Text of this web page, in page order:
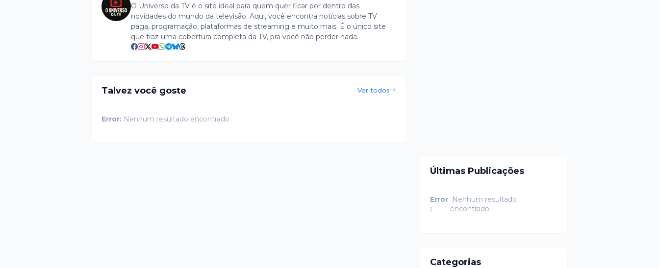
O Universo da TV é o site ideal para quem quer ficar por dentro das
novidades do mundo da televisão. Aqui, você encontra notícias sobre TV
paga, programação, plataformas de streaming e muito mais. É o único site
que traz uma cobertura completa da TV, pra você não perder nada.
Talvez você goste Ver todos
Error: Nenhum resultado encontrado
Últimas Publicações
Error
:
Nenhum resultado
encontrado
Categorias